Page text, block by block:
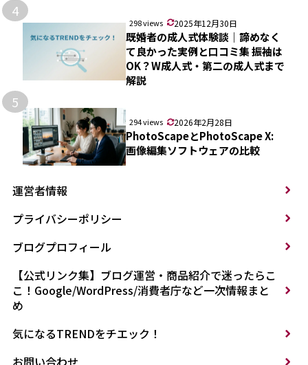
4
298 views 2025年12月30日
既婚者の成人式体験談｜諦めなく
て良かった実例と口コミ集 振袖は
OK？W成人式・第二の成人式まで
解説
5
294 views 2026年2月28日
PhotoScapeとPhotoScape X:
画像編集ソフトウェアの比較
運営者情報
プライバシーポリシー
ブログプロフィール
【公式リンク集】ブログ運営・商品紹介で迷ったらこ
こ！Google/WordPress/消費者庁など一次情報まと
め
気になるTRENDをチエック！